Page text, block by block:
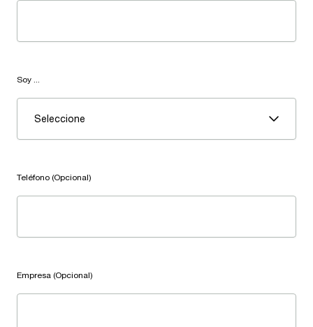
Soy ...
Seleccione
Teléfono (Opcional)
Empresa (Opcional)